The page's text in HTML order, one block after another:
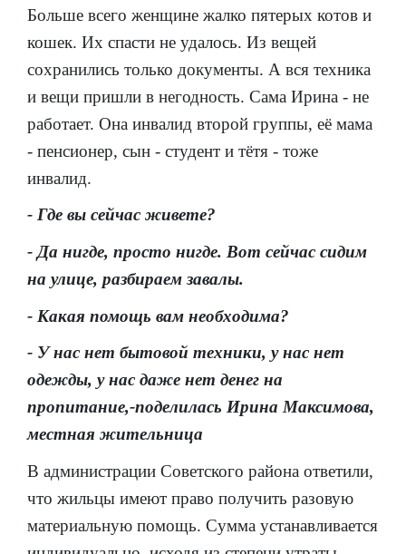
Больше всего женщине жалко пятерых котов и
кошек. Их спасти не удалось. Из вещей
сохранились только документы. А вся техника
и вещи пришли в негодность. Сама Ирина - не
работает. Она инвалид второй группы, её мама
- пенсионер, сын - студент и тётя - тоже
инвалид.
- Где вы сейчас живете?
- Да нигде, просто нигде. Вот сейчас сидим
на улице, разбираем завалы.
- Какая помощь вам необходима?
- У нас нет бытовой техники, у нас нет
одежды, у нас даже нет денег на
пропитание,-поделилась Ирина Максимова,
местная жительница
В администрации Советского района ответили,
что жильцы имеют право получить разовую
материальную помощь. Сумма устанавливается